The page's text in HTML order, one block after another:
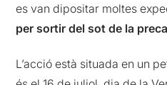
es van dipositar moltes
per sortir del sot de la
L’acció està situada en un